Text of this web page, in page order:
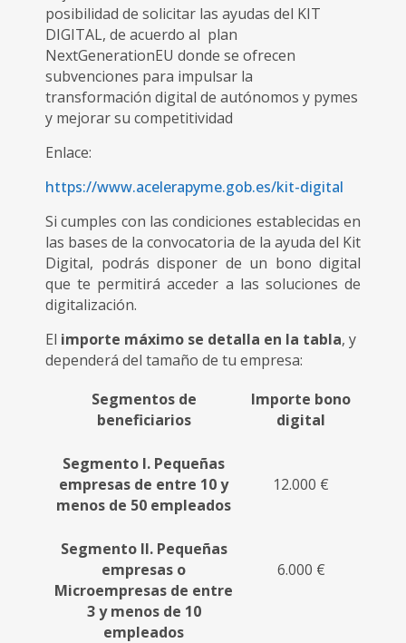
posibilidad de solicitar las ayudas del KIT
DIGITAL, de acuerdo al plan
NextGenerationEU donde se ofrecen
subvenciones para impulsar la
transformación digital de autónomos y pymes
y mejorar su competitividad
Enlace:
https://www.acelerapyme.gob.es/kit-digital
Si cumples con las condiciones establecidas en
las bases de la convocatoria de la ayuda del Kit
Digital, podrás disponer de un bono digital
que te permitirá acceder a las soluciones de
digitalización.
El importe máximo se detalla en la tabla, y
dependerá del tamaño de tu empresa:
Segmentos de
beneficiarios
Importe bono
digital
Segmento I. Pequeñas
empresas de entre 10 y
menos de 50 empleados
12.000 €
Segmento II. Pequeñas
empresas o
Microempresas de entre
3 y menos de 10
empleados
6.000 €